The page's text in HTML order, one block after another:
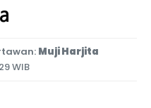
Muji Harjita
WIB